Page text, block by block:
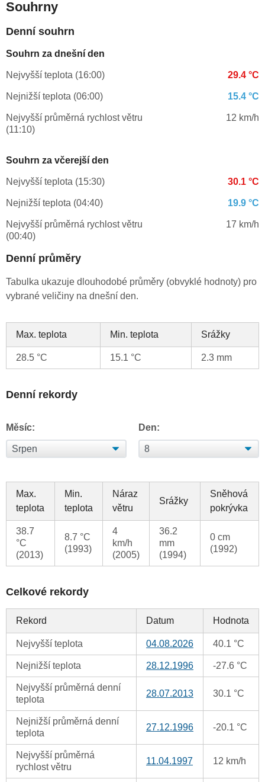
Souhrny
Denní souhrn
Souhrn za dnešní den
Nejvyšší teplota (16:00) 29.4 °C
Nejnižší teplota (06:00) 15.4 °C
Nejvyšší průměrná rychlost větru
(11:10)
12 km/h
Souhrn za včerejší den
Nejvyšší teplota (15:30) 30.1 °C
Nejnižší teplota (04:40) 19.9 °C
Nejvyšší průměrná rychlost větru
(00:40)
17 km/h
Denní průměry
Tabulka ukazuje dlouhodobé průměry (obvyklé hodnoty) pro
vybrané veličiny na dnešní den.
Max. teplota Min. teplota Srážky
28.5 °C 15.1 °C 2.3 mm
Denní rekordy
Měsíc: Den:
Max.
teplota
Min.
teplota
Náraz
větru
Srážky
Sněhová
pokrývka
38.7
°C
(2013)
8.7 °C
(1993)
4
km/h
(2005)
36.2
mm
(1994)
0 cm
(1992)
Celkové rekordy
Rekord Datum Hodnota
Nejvyšší teplota 04.08.2026 40.1 °C
Nejnižší teplota 28.12.1996 -27.6 °C
Nejvyšší průměrná denní
teplota
28.07.2013 30.1 °C
Nejnižší průměrná denní
teplota
27.12.1996 -20.1 °C
Nejvyšší průměrná
rychlost větru
11.04.1997 12 km/h